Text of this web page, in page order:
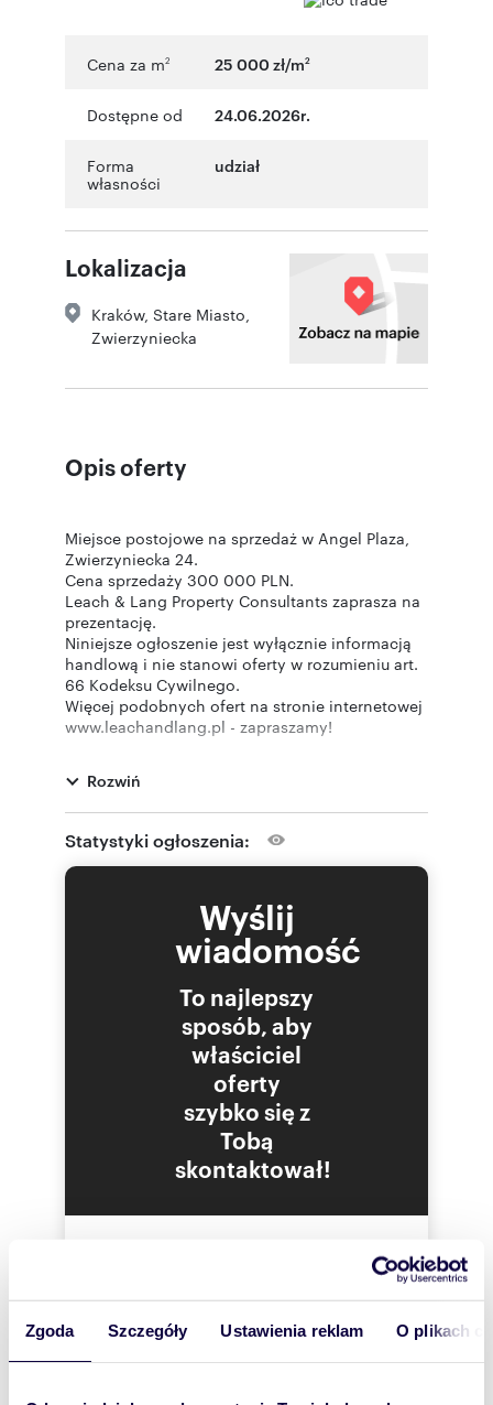
Zgoda Szczegóły Ustawienia reklam O plikach
Cena za m2 25 000 zł/m2
Dostępne od 24.06.2026r.
Forma
własności
udział
Lokalizacja
Kraków, Stare Miasto
Zwierzyniecka
Opis oferty
Miejsce postojowe na sprzedaż w Angel Plaza,
Zwierzyniecka 24.
Cena sprzedaży 300 000 PLN.
Leach & Lang Property Consultants zaprasza na
prezentację.
Niniejsze ogłoszenie jest wyłącznie informacją
handlową i nie stanowi oferty w rozumieniu art.
66 Kodeksu Cywilnego.
Więcej podobnych ofert na stronie internetowej
www.leachandlang.pl - zapraszamy!
Numer oferty: 8266
Nr licencji zawodowej: 5925
Rozwiń
Statystyki ogłoszenia:
Wyślij
wiadomość
To najlepszy
sposób, aby
właściciel
oferty
szybko się z
Tobą
skontaktował!